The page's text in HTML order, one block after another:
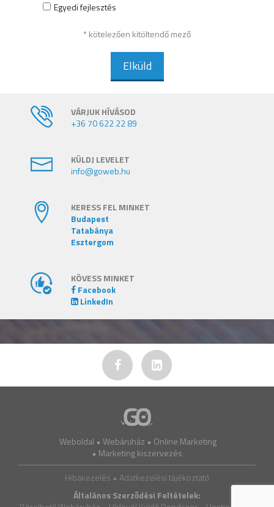
Egyedi fejlesztés
* kötelezően kitöltendő mező
Elküld
VÁRJUK HÍVÁSOD
+36 70 622 22 89
KÜLDJ LEVELET
info@goweb.hu
KERESS FEL MINKET
Budapest
Tatabánya
Esztergom
KÖVESS MINKET
Facebook
LinkedIn
Weboldal • Webáruház • Online Marketing
• Marketing kiszervezés
Hibakezelés • Adatkezelési tájékoztató
Általános Szerződési Feltételek: